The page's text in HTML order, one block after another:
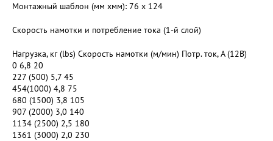
Монтажный шаблон (мм xмм): 76 x 124
Скорость намотки и потребление тока (1-й слой)
Нагрузка, кг (lbs) Скорость намотки (м/мин) Потр. ток, А (12B)
0 6,8 20
227 (500) 5,7 45
454(1000) 4,8 75
680 (1500) 3,8 105
907 (2000) 3,0 140
1134 (2500) 2,5 180
1361 (3000) 2,0 230